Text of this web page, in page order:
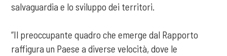
salvaguardia e lo sviluppo dei territori.
“Il preoccupante quadro che emerge dal Rapporto
raffigura un Paese a diverse velocità, dove le